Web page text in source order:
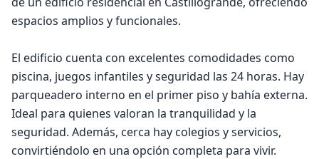
espacios amplios y funcionales.
El edificio cuenta con excelentes comodidades como
piscina, juegos infantiles y seguridad las 24 horas. Hay
parqueadero interno en el primer piso y bahía externa.
Ideal para quienes valoran la tranquilidad y la
seguridad. Además, cerca hay colegios y servicios,
convirtiéndolo en una opción completa para vivir.